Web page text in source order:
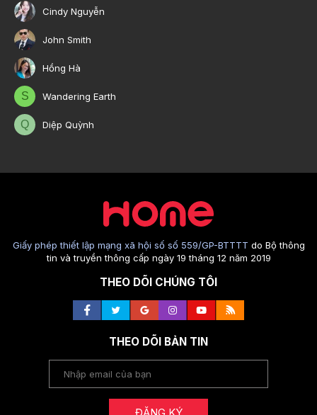
Cindy Nguyễn
John Smith
Hồng Hà
S Wandering Earth
Q Diệp Quỳnh
Giấy phép thiết lập mạng xã hội số số 559/GP-BTTTT do Bộ thông
tin và truyền thông cấp ngày 19 tháng 12 năm 2019
THEO DÕI CHÚNG TÔI
THEO DÕI BẢN TIN